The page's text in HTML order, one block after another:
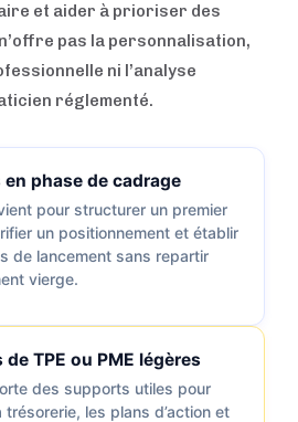
et aider à prioriser des
pas la personnalisation,
ni l’analyse
réglementé.
phase de cadrage
pour structurer un premier
un positionnement et établir
de lancement sans repartir
vierge.
TPE ou PME légères
des supports utiles pour
trésorerie, les plans d’action et